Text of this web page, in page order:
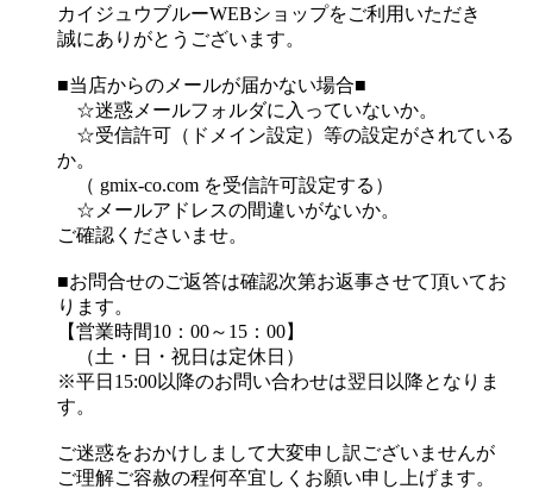
カイジュウブルーWEBショップをご利用いただき
誠にありがとうございます。
■当店からのメールが届かない場合■
☆迷惑メールフォルダに入っていないか。
☆受信許可（ドメイン設定）等の設定がされている
か。
（ gmix-co.com を受信許可設定する）
☆メールアドレスの間違いがないか。
ご確認くださいませ。
■お問合せのご返答は確認次第お返事させて頂いてお
ります。
【営業時間10：00～15：00】
（土・日・祝日は定休日）
※平日15:00以降のお問い合わせは翌日以降となりま
す。
ご迷惑をおかけしまして大変申し訳ございませんが
ご理解ご容赦の程何卒宜しくお願い申し上げます。